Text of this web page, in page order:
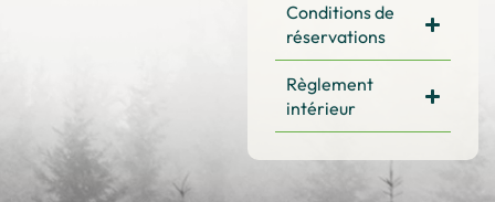
Conditions de
réservations
Règlement
intérieur